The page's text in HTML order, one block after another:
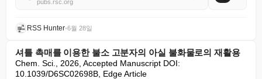
pubs.rsc.org
RSS Hunter•6월 28일
셔틀 촉매를 이용한 불소 고분자의 아실 불화물로의 재활용
Chem. Sci., 2026, Accepted Manuscript DOI:
10.1039/D6SC02698B, Edge Article